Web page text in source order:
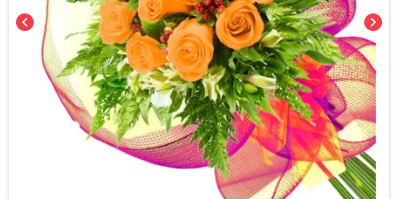
chevron_left chevron_right